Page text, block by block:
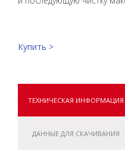
Купить >
ТЕХНИЧЕСКАЯ ИНФОРМАЦИЯ
ДАННЫЕ ДЛЯ СКАЧИВАНИЯ